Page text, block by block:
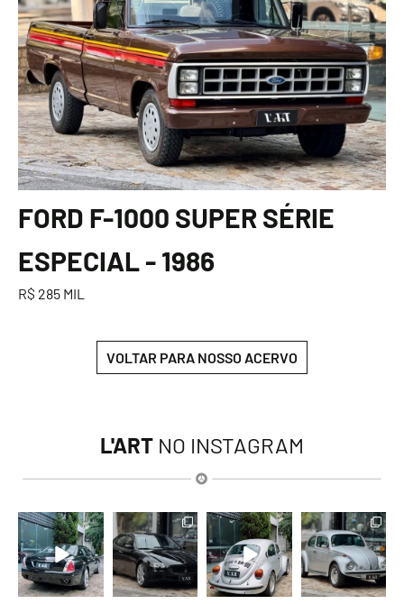
FORD F-1000 SUPER SÉRIE
ESPECIAL - 1986
R$ 285 MIL
VOLTAR PARA NOSSO ACERVO
L'ART NO INSTAGRAM
lart.br
Ago 6
lart.br
Ago 6
lart.br
Ago 6
lart.br
Ago 6